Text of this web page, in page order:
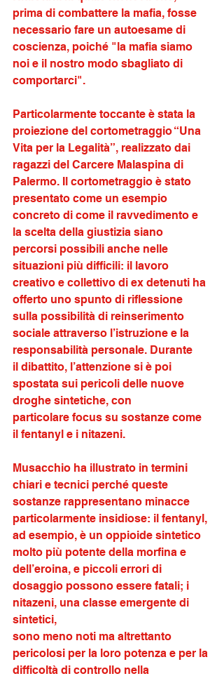
prima di combattere la mafia, fosse
necessario fare un autoesame di
coscienza, poiché "la mafia siamo
noi e il nostro modo sbagliato di
comportarci".
Particolarmente toccante è stata la
proiezione del cortometraggio “Una
Vita per la Legalità”, realizzato dai
ragazzi del Carcere Malaspina di
Palermo. Il cortometraggio è stato
presentato come un esempio
concreto di come il ravvedimento e
la scelta della giustizia siano
percorsi possibili anche nelle
situazioni più difficili: il lavoro
creativo e collettivo di ex detenuti ha
offerto uno spunto di riflessione
sulla possibilità di reinserimento
sociale attraverso l’istruzione e la
responsabilità personale. Durante
il dibattito, l’attenzione si è poi
spostata sui pericoli delle nuove
droghe sintetiche, con
particolare focus su sostanze come
il fentanyl e i nitazeni.
Musacchio ha illustrato in termini
chiari e tecnici perché queste
sostanze rappresentano minacce
particolarmente insidiose: il fentanyl,
ad esempio, è un oppioide sintetico
molto più potente della morfina e
dell’eroina, e piccoli errori di
dosaggio possono essere fatali; i
nitazeni, una classe emergente di
sintetici,
sono meno noti ma altrettanto
pericolosi per la loro potenza e per la
difficoltà di controllo nella